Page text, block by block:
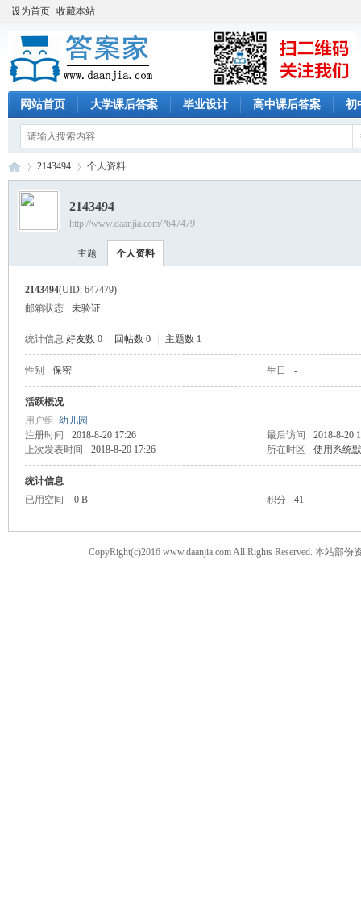
设为首页 收藏本站
网站首页 大学课后答案 毕业设计 高中课后答案 初
›
2143494 个人资料
2143494
http://www.daanjia.com/?647479
主题 个人资料
2143494(UID: 647479)
邮箱状态
未验证
统计信息 好友数 0 回帖数 0 主题数 1
性别 保密 生日 -
活跃概况
用户组 幼儿园
注册时间
2018-8-20 17:26 最后访问
2018-8-20
上次发表时间
2018-8-20 17:26 所在时区 使用系统
统计信息
已用空间
0 B 积分 41
CopyRight(c)2016 www.daanjia.com All Rights Reserved. 本站